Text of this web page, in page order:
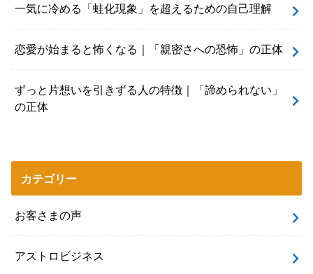
一気に冷める「蛙化現象」を超えるための自己理解
恋愛が始まると怖くなる｜「親密さへの恐怖」の正体
ずっと片想いを引きずる人の特徴｜「諦められない」
の正体
カテゴリー
お客さまの声
アストロビジネス